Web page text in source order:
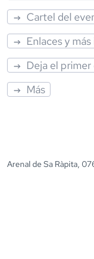
Cartel del
Enlaces y
Deja el
Más
Arenal de Sa Ràpita,